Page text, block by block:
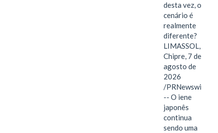
desta vez, o
cenário é
realmente
diferente?
LIMASSOL,
Chipre, 7 de
agosto de
2026
/PRNewswire/
-- O iene
japonês
continua
sendo uma